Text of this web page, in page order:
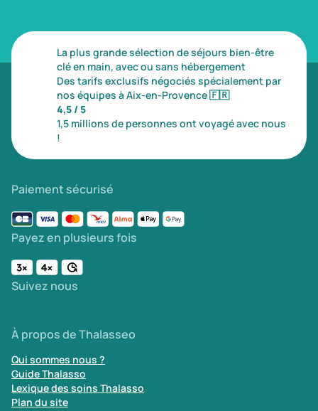
La plus grande sélection de séjours bien-être
clé en main, avec ou sans hébergement
Des tarifs exclusifs négociés spécialement par
nos équipes à Aix-en-Provence🇫🇷
4,5 / 5
1,5 millions de personnes ont voyagé avec nous
!
Paiement sécurisé
Payez en plusieurs fois
Suivez nous
À propos de Thalasseo
Qui sommes nous ?
Guide Thalasso
Lexique des soins Thalasso
Plan du site